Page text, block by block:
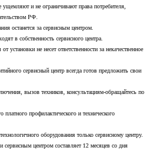
ущемляют и не ограничивают права потребителя,
РФ.
останется за сервисным центром.
в собственность сервисного центра.
установки не несет ответственности за некачественное
сервисный центр всегда готов предложить свои
вызов техников, консультациям-обращайтесь по
профилактического и технического
оборудования только сервисному центру.
сервисным центром составляет 12 месяцев со дня